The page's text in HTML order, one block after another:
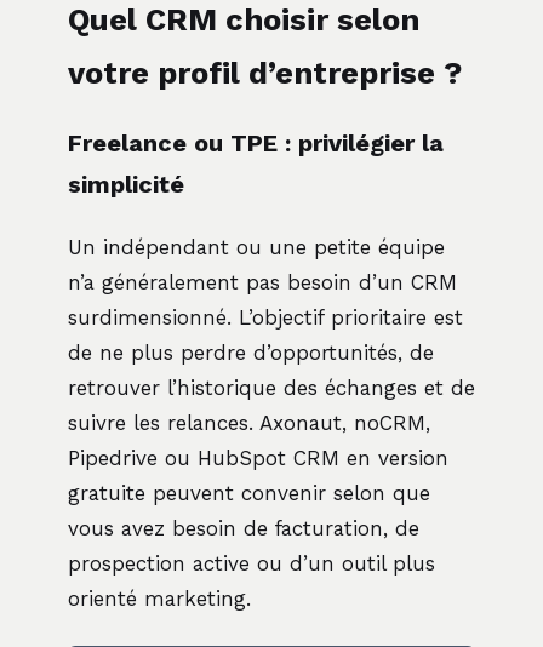
Quel CRM choisir selon
votre profil d’entreprise ?
Freelance ou TPE : privilégier la
simplicité
Un indépendant ou une petite équipe
n’a généralement pas besoin d’un CRM
surdimensionné. L’objectif prioritaire est
de ne plus perdre d’opportunités, de
retrouver l’historique des échanges et de
suivre les relances. Axonaut, noCRM,
Pipedrive ou HubSpot CRM en version
gratuite peuvent convenir selon que
vous avez besoin de facturation, de
prospection active ou d’un outil plus
orienté marketing.